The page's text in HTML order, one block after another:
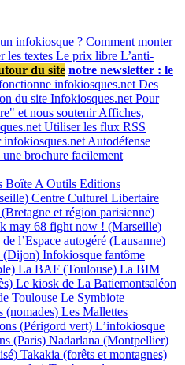
infokiosque ? Comment monter
les textes Le prix libre L’anti-
du site notre newsletter : le
infokiosques.net Des
du site Infokiosques.net Pour
et nous soutenir Affiches,
Utiliser les flux RSS
infokiosques.net Autodéfense
brochure facilement
Boîte A Outils Editions
Centre Culturel Libertaire
et région parisienne)
may 68 fight now ! (Marseille)
l’Espace autogéré (Lausanne)
(Dijon) Infokiosque fantôme
La BAF (Toulouse) La BIM
Le kiosk de La Batiemontsaléon
Toulouse Le Symbiote
(nomades) Les Mallettes
(Périgord vert) L’infokiosque
(Paris) Nadarlana (Montpellier)
Takakia (forêts et montagnes)